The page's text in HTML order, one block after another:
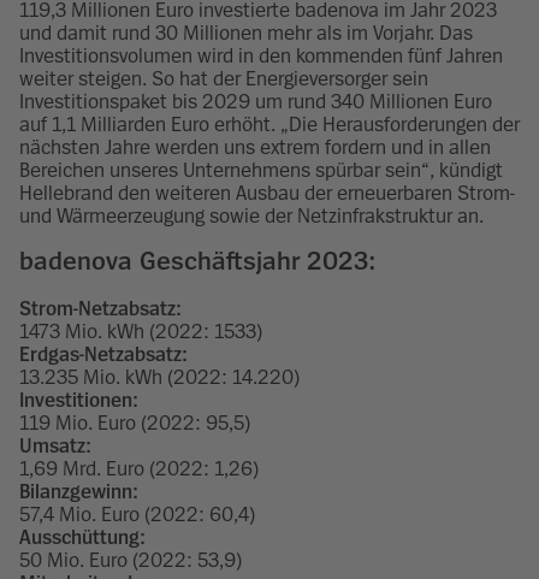
119,3 Millionen Euro investierte badenova im Jahr 2023
und damit rund 30 Millionen mehr als im Vorjahr. Das
Investitionsvolumen wird in den kommenden fünf Jahren
weiter steigen. So hat der Energieversorger sein
Investitionspaket bis 2029 um rund 340 Millionen Euro
auf 1,1 Milliarden Euro erhöht. „Die Herausforderungen der
nächsten Jahre werden uns extrem fordern und in allen
Bereichen unseres Unternehmens spürbar sein“, kündigt
Hellebrand den weiteren Ausbau der erneuerbaren Strom-
und Wärmeerzeugung sowie der Netzinfrakstruktur an.
badenova Geschäftsjahr 2023:
Strom-Netzabsatz:
1473 Mio. kWh (2022: 1533)
Erdgas-Netzabsatz:
13.235 Mio. kWh (2022: 14.220)
Investitionen:
119 Mio. Euro (2022: 95,5)
Umsatz:
1,69 Mrd. Euro (2022: 1,26)
Bilanzgewinn:
57,4 Mio. Euro (2022: 60,4)
Ausschüttung:
50 Mio. Euro (2022: 53,9)